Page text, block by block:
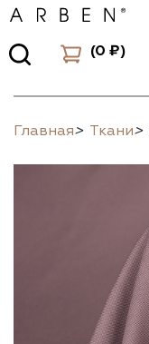
(0 ₽)
Главная> Ткани>